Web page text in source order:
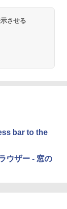
させる
bar to the
ウザー - 窓の